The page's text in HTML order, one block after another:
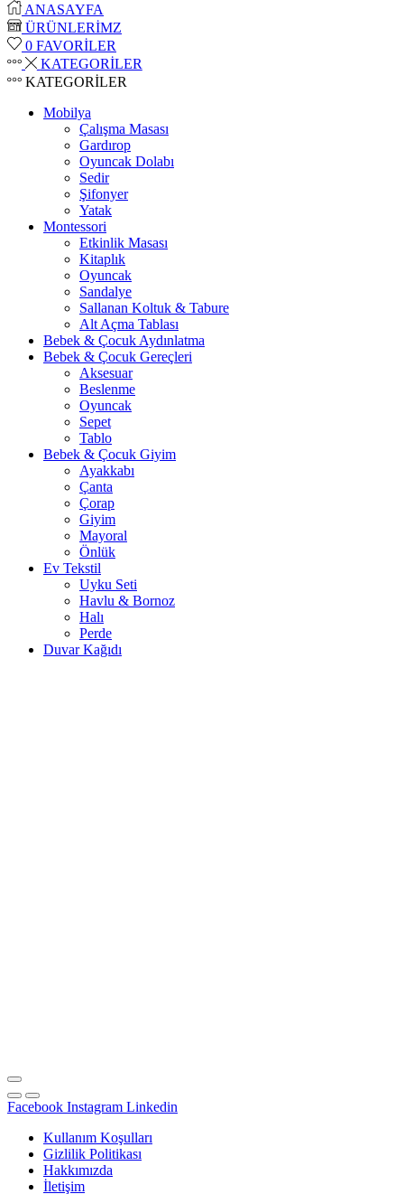
ANASAYFA
ÜRÜNLERİMZ
0 FAVORİLER
KATEGORİLER
KATEGORİLER
Mobilya
Çalışma Masası
Gardırop
⁠Oyuncak Dolabı
Sedir
Şifonyer
Yatak
Montessori
Etkinlik Masası
Kitaplık
Oyuncak
Sandalye
Sallanan Koltuk & Tabure
Alt Açma Tablası
Bebek & Çocuk Aydınlatma
Bebek & Çocuk Gereçleri
Aksesuar
Beslenme
Oyuncak
Sepet
Tablo
Bebek & Çocuk Giyim
Ayakkabı
Çanta
Çorap
Giyim
Mayoral
Önlük
Ev Tekstil
Uyku Seti
Havlu & Bornoz
Halı
Perde
Duvar Kağıdı
Facebook Instagram Linkedin
Kullanım Koşulları
Gizlilik Politikası
Hakkımızda
İletişim